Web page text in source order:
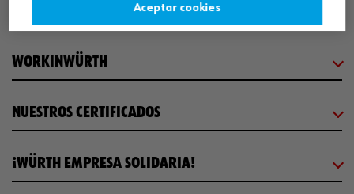
WORKINWÜRTH
NUESTROS CERTIFICADOS
¡WÜRTH EMPRESA SOLIDARIA!
Aceptar cookies